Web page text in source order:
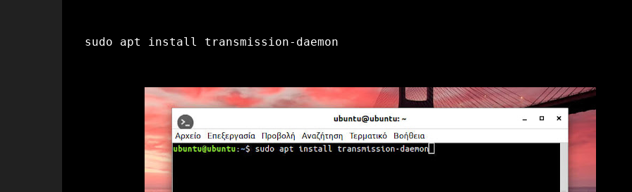
sudo apt install transmission-daemon